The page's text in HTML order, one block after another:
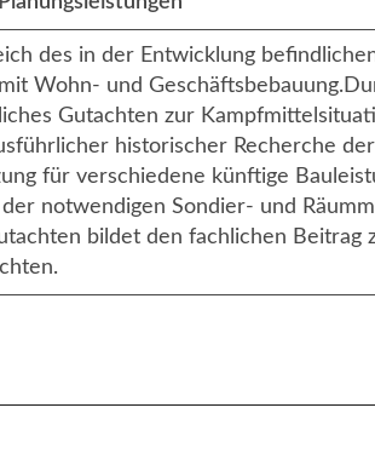
des in der Entwicklung
Wohn- und
Gutachten zur
historischer Recherche
für verschiedene künftige
notwendigen Sondier- und
bildet den fachlichen Beitrag